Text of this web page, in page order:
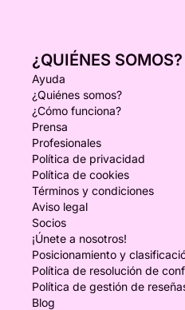
¿QUIÉNES SOMOS?
Ayuda
¿Quiénes somos?
¿Cómo funciona?
Prensa
Profesionales
Política de privacidad
Política de cookies
Términos y condiciones
Aviso legal
Socios
¡Únete a nosotros!
Posicionamiento y
Política de resolución de
Política de gestión de
Blog